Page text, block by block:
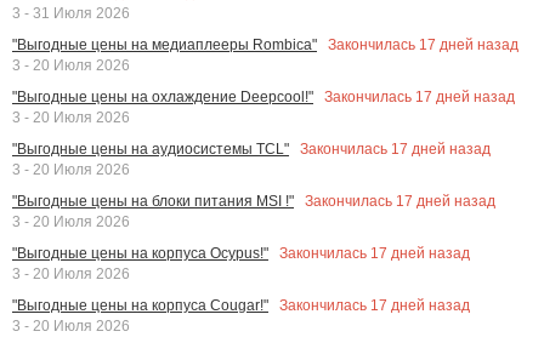
3 - 31 Июля 2026
"Выгодные цены на медиаплееры Rombica"
Закончилась 17 дней назад
3 - 20 Июля 2026
"Выгодные цены на охлаждение Deepcool!"
Закончилась 17 дней назад
3 - 20 Июля 2026
"Выгодные цены на аудиосистемы TCL"
Закончилась 17 дней назад
3 - 20 Июля 2026
"Выгодные цены на блоки питания MSI !"
Закончилась 17 дней назад
3 - 20 Июля 2026
"Выгодные цены на корпуса Ocypus!"
Закончилась 17 дней назад
3 - 20 Июля 2026
"Выгодные цены на корпуса Cougar!"
Закончилась 17 дней назад
3 - 20 Июля 2026